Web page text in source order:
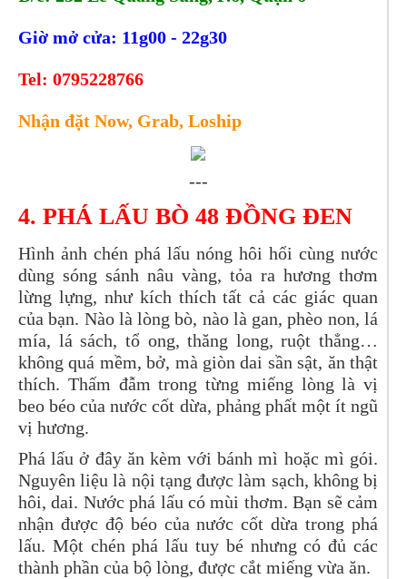
Giờ mở cửa: 11g00 - 22g30
Tel: 0795228766
Nhận đặt Now, Grab, Loship
---
4. PHÁ LẤU BÒ 48 ĐỒNG ĐEN
Hình ảnh chén phá lấu nóng hôi hổi cùng nước
dùng sóng sánh nâu vàng, tỏa ra hương thơm
lừng lựng, như kích thích tất cả các giác quan
của bạn. Nào là lòng bò, nào là gan, phèo non, lá
mía, lá sách, tổ ong, thăng long, ruột thẳng…
không quá mềm, bở, mà giòn dai sần sật, ăn thật
thích. Thấm đẫm trong từng miếng lòng là vị
beo béo của nước cốt dừa, phảng phất một ít ngũ
vị hương.
Phá lấu ở đây ăn kèm với bánh mì hoặc mì gói.
Nguyên liệu là nội tạng được làm sạch, không bị
hôi, dai. Nước phá lấu có mùi thơm. Bạn sẽ cảm
nhận được độ béo của nước cốt dừa trong phá
lấu. Một chén phá lấu tuy bé nhưng có đủ các
thành phần của bộ lòng, được cắt miếng vừa ăn.